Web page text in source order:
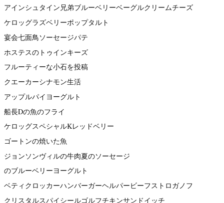
アインシュタイン兄弟ブルーベリーベーグルクリームチーズ
ケロッグラズベリーポップタルト
宴会七面鳥ソーセージパテ
ホステスのトゥインキーズ
フルーティーな小石を投稿
クエーカーシナモン生活
アップルパイヨーグルト
船長Dの魚のフライ
ケロッグスペシャルKレッドベリー
ゴートンの焼いた魚
ジョンソンヴィルの牛肉夏のソーセージ
のブルーベリーヨーグルト
ベティクロッカーハンバーガーヘルパービーフストロガノフ
クリスタルスパイシールゴルフチキンサンドイッチ